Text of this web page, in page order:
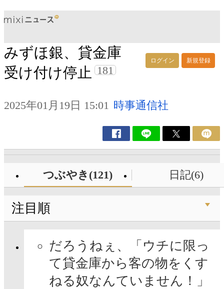
ログイン 新規登録
みずほ銀、貸金庫
受け付け停止 181
2025年01月19日 15:01 時事通信社
つぶやき(121) 日記(6)
注目順
だろうねぇ、「ウチに限っ
て貸金庫から客の物をくす
ねる奴なんていません！」